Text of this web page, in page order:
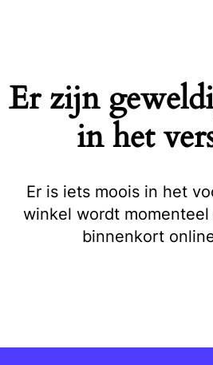
Er zijn
in het
Er is iets moois in het
winkel wordt
binnenkort